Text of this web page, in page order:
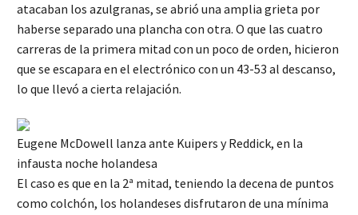
atacaban los azulgranas, se abrió una amplia grieta por
haberse separado una plancha con otra. O que las cuatro
carreras de la primera mitad con un poco de orden, hicieron
que se escapara en el electrónico con un 43-53 al descanso,
lo que llevó a cierta relajación.
Eugene McDowell lanza ante Kuipers y Reddick, en la
infausta noche holandesa
El caso es que en la 2ª mitad, teniendo la decena de puntos
como colchón, los holandeses disfrutaron de una mínima